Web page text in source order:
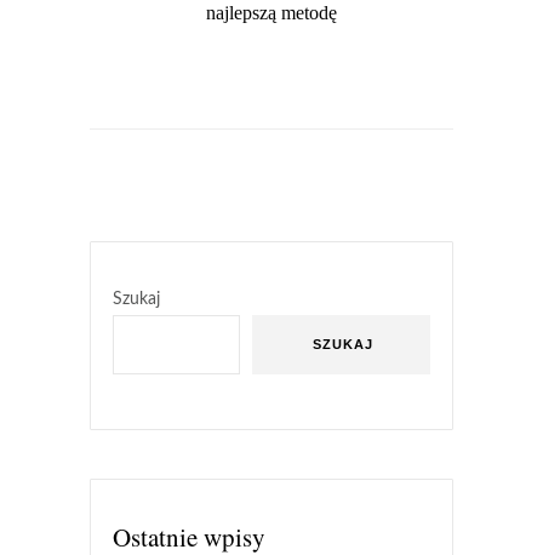
najlepszą metodę
Szukaj
SZUKAJ
Ostatnie wpisy